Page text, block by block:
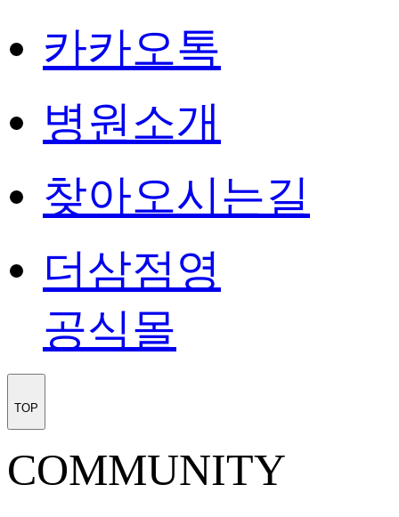
카카오톡
병원소개
찾아오시는길
더삼점영
공식몰
TOP
COMMUNITY